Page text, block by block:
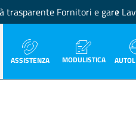
trasparente Fornitori e gare
ASSISTENZA MODULISTICA